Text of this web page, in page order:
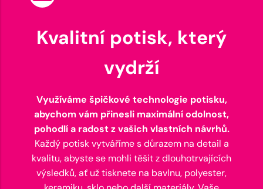
Kvalitní potisk, který
vydrží
Využíváme špičkové technologie potisku,
abychom vám přinesli maximální odolnost,
pohodlí a radost z vašich vlastních návrhů.
Každý potisk vytváříme s důrazem na detail a
kvalitu, abyste se mohli těšit z dlouhotrvajících
výsledků, ať už tisknete na bavlnu, polyester,